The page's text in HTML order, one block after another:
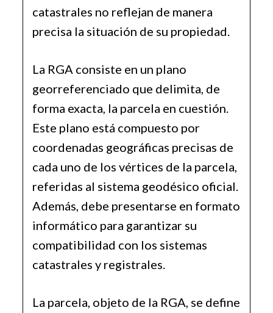
catastrales no reflejan de manera
precisa la situación de su propiedad.
La RGA consiste en un plano
georreferenciado que delimita, de
forma exacta, la parcela en cuestión.
Este plano está compuesto por
coordenadas geográficas precisas de
cada uno de los vértices de la parcela,
referidas al sistema geodésico oficial.
Además, debe presentarse en formato
informático para garantizar su
compatibilidad con los sistemas
catastrales y registrales.
La parcela, objeto de la RGA, se define